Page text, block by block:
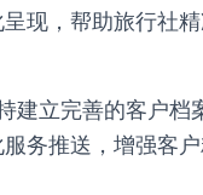
现，帮助旅行社
建立完善的客户
务推送，增强客